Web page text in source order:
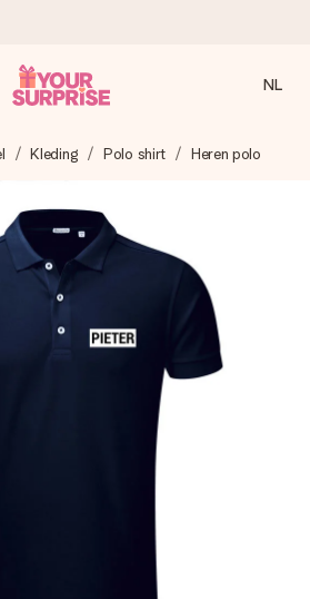
met zorg en zorgen dat het
+8.000 reviews)
gewaardeerd. Klanten beoordelen
Reviews
NL
Kleding Polo shirt Heren polo